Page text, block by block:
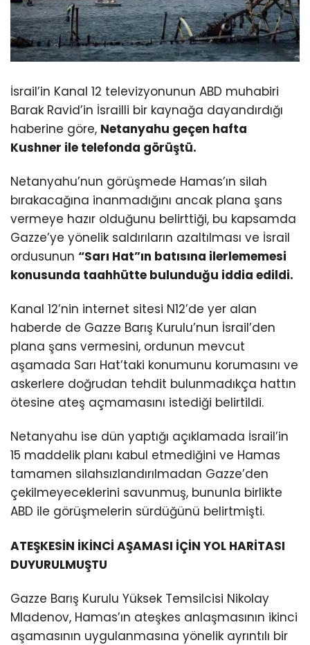
İsrail’in Kanal 12 televizyonunun ABD muhabiri
Barak Ravid’in İsrailli bir kaynağa dayandırdığı
haberine göre, Netanyahu geçen hafta
Kushner ile telefonda görüştü.
Netanyahu’nun görüşmede Hamas’ın silah
bırakacağına inanmadığını ancak plana şans
vermeye hazır olduğunu belirttiği, bu kapsamda
Gazze’ye yönelik saldırıların azaltılması ve İsrail
ordusunun “Sarı Hat”ın batısına ilerlememesi
konusunda taahhütte bulunduğu iddia edildi.
Kanal 12’nin internet sitesi N12’de yer alan
haberde de Gazze Barış Kurulu’nun İsrail’den
plana şans vermesini, ordunun mevcut
aşamada Sarı Hat’taki konumunu korumasını ve
askerlere doğrudan tehdit bulunmadıkça hattın
ötesine ateş açmamasını istediği belirtildi.
Netanyahu ise dün yaptığı açıklamada İsrail’in
15 maddelik planı kabul etmediğini ve Hamas
tamamen silahsızlandırılmadan Gazze’den
çekilmeyeceklerini savunmuş, bununla birlikte
ABD ile görüşmelerin sürdüğünü belirtmişti.
ATEŞKESİN İKİNCİ AŞAMASI İÇİN YOL HARİTASI
DUYURULMUŞTU
Gazze Barış Kurulu Yüksek Temsilcisi Nikolay
Mladenov, Hamas’ın ateşkes anlaşmasının ikinci
aşamasının uygulanmasına yönelik ayrıntılı bir